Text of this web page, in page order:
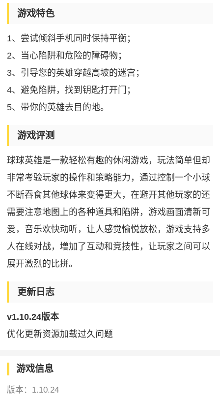
游戏特色
1、尝试倾斜手机同时保持平衡；
2、当心陷阱和危险的障碍物；
3、引导您的英雄穿越高坡的迷宫；
4、避免陷阱，找到钥匙打开门；
5、带你的英雄去目的地。
游戏评测
球球英雄是一款轻松有趣的休闲游戏，玩法简单但却
非常考验玩家的操作和策略能力，通过控制一个小球
不断吞食其他球体来变得更大，在避开其他玩家的还
需要注意地图上的各种道具和陷阱，游戏画面清新可
爱，音乐欢快动听，让人感觉愉悦放松，游戏支持多
人在线对战，增加了互动和竞技性，让玩家之间可以
展开激烈的比拼。
更新日志
v1.10.24版本
优化更新资源加载过久问题
游戏信息
版本： 1.10.24